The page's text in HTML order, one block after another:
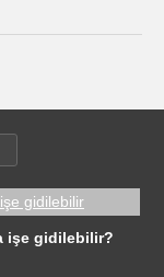
işe gidilebilir?